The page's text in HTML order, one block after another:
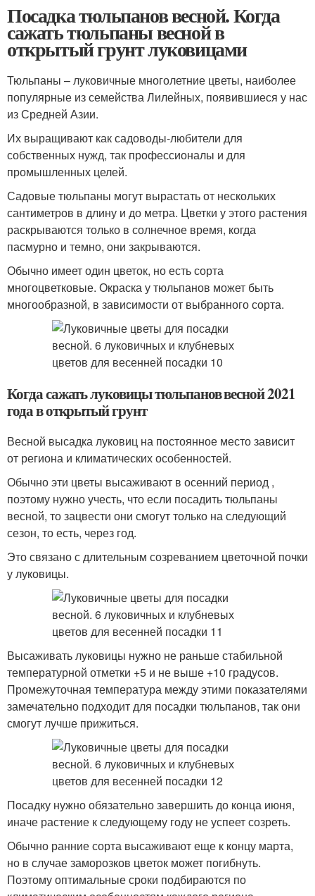
Посадка тюльпанов весной. Когда
сажать тюльпаны весной в
открытый грунт луковицами
Тюльпаны – луковичные многолетние цветы, наиболее
популярные из семейства Лилейных, появившиеся у нас
из Средней Азии.
Их выращивают как садоводы-любители для
собственных нужд, так профессионалы и для
промышленных целей.
Садовые тюльпаны могут вырастать от нескольких
сантиметров в длину и до метра. Цветки у этого растения
раскрываются только в солнечное время, когда
пасмурно и темно, они закрываются.
Обычно имеет один цветок, но есть сорта
многоцветковые. Окраска у тюльпанов может быть
многообразной, в зависимости от выбранного сорта.
Когда сажать луковицы тюльпанов весной 2021
года в открытый грунт
Весной высадка луковиц на постоянное место зависит
от региона и климатических особенностей.
Обычно эти цветы высаживают в осенний период ,
поэтому нужно учесть, что если посадить тюльпаны
весной, то зацвести они смогут только на следующий
сезон, то есть, через год.
Это связано с длительным созреванием цветочной почки
у луковицы.
Высаживать луковицы нужно не раньше стабильной
температурной отметки +5 и не выше +10 градусов.
Промежуточная температура между этими показателями
замечательно подходит для посадки тюльпанов, так они
смогут лучше прижиться.
Посадку нужно обязательно завершить до конца июня,
иначе растение к следующему году не успеет созреть.
Обычно ранние сорта высаживают еще к концу марта,
но в случае заморозков цветок может погибнуть.
Поэтому оптимальные сроки подбираются по